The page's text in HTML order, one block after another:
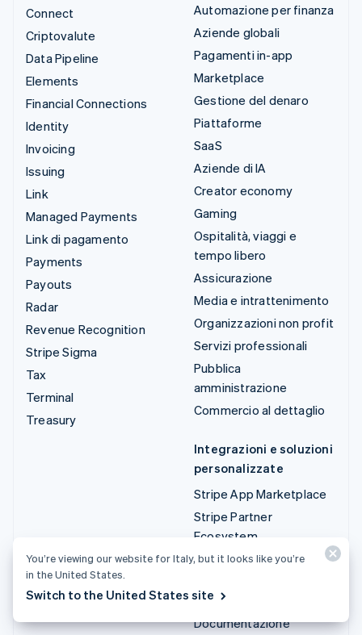
Connect
Criptovalute
Data Pipeline
Elements
Financial Connections
Identity
Invoicing
Issuing
Link
Managed Payments
Link di pagamento
Payments
Payouts
Radar
Revenue Recognition
Stripe Sigma
Tax
Terminal
Treasury
Automazione per finanza
Aziende globali
Pagamenti in-app
Marketplace
Gestione del denaro
Piattaforme
SaaS
Aziende di IA
Creator economy
Gaming
Ospitalità, viaggi e
tempo libero
Assicurazione
Media e intrattenimento
Organizzazioni non profit
Servizi professionali
Pubblica
amministrazione
Commercio al dettaglio
Integrazioni e soluzioni
personalizzate
Stripe App Marketplace
Stripe Partner
Ecosystem
Servizi professionali
Sviluppatori
Documentazione
You’re viewing our website for Italy, but it looks like you’re
in the United States.
Switch to the United States site